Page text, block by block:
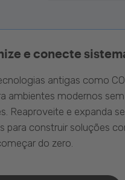
e conecte
antigas como
ambientes modernos
Reaproveite e expanda
para construir soluções
do zero.